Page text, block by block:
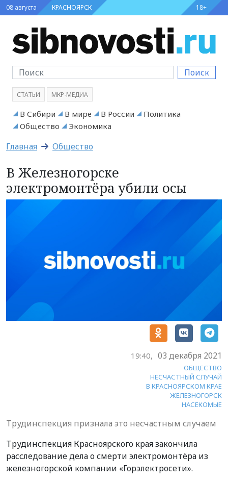
08 августа КРАСНОЯРСК 18+
Поиск
СТАТЬИ МКР-МЕДИА
В Сибири В мире В России
Политика
Общество
Экономика
Главная Общество
В Железногорске
электромонтёра убили осы
19:40, 03 декабря 2021
ОБЩЕСТВО
НЕСЧАСТНЫЙ СЛУЧАЙ
В КРАСНОЯРСКОМ КРАЕ
ЖЕЛЕЗНОГОРСК
НАСЕКОМЫЕ
Трудинспекция признала это несчастным случаем
Трудинспекция Красноярского края закончила
расследование дела о смерти электромонтёра из
железногорской компании «Горэлектросети».